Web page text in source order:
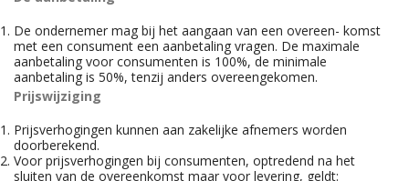
De ondernemer mag bij het aangaan van een overeen- komst
met een consument een aanbetaling vragen. De maximale
aanbetaling voor consumenten is 100%, de minimale
aanbetaling is 50%, tenzij anders overeengekomen.
Prijswijziging
Prijsverhogingen kunnen aan zakelijke afnemers worden
doorberekend.
Voor prijsverhogingen bij consumenten, optredend na het
sluiten van de overeenkomst maar voor levering, geldt: